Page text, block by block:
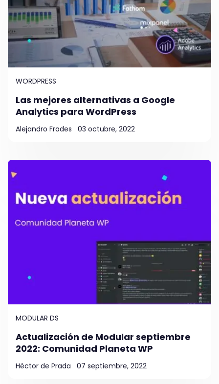
WORDPRESS
Las mejores alternativas a Google
Analytics para WordPress
Alejandro Frades 03 octubre, 2022
MODULAR DS
Actualización de Modular septiembre
2022: Comunidad Planeta WP
Héctor de Prada 07 septiembre, 2022